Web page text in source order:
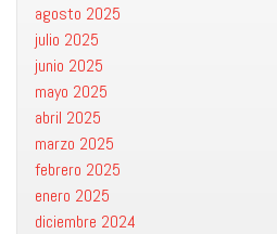
agosto 2025
julio 2025
junio 2025
mayo 2025
abril 2025
marzo 2025
febrero 2025
enero 2025
diciembre 2024